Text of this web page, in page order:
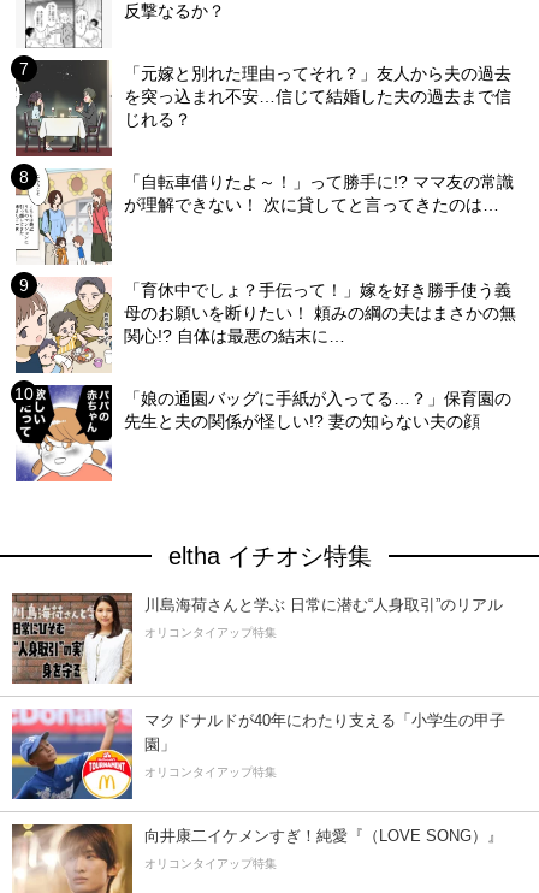
反撃なるか？
「元嫁と別れた理由ってそれ？」友人から夫の過去
を突っ込まれ不安…信じて結婚した夫の過去まで信
じれる？
「自転車借りたよ～！」って勝手に!? ママ友の常識
が理解できない！ 次に貸してと言ってきたのは…
「育休中でしょ？手伝って！」嫁を好き勝手使う義
母のお願いを断りたい！ 頼みの綱の夫はまさかの無
関心!? 自体は最悪の結末に…
「娘の通園バッグに手紙が入ってる…？」保育園の
先生と夫の関係が怪しい!? 妻の知らない夫の顔
eltha イチオシ特集
川島海荷さんと学ぶ 日常に潜む“人身取引”のリアル
オリコンタイアップ特集
マクドナルドが40年にわたり支える「小学生の甲子
園」
オリコンタイアップ特集
向井康二イケメンすぎ！純愛『（LOVE SONG）』
オリコンタイアップ特集